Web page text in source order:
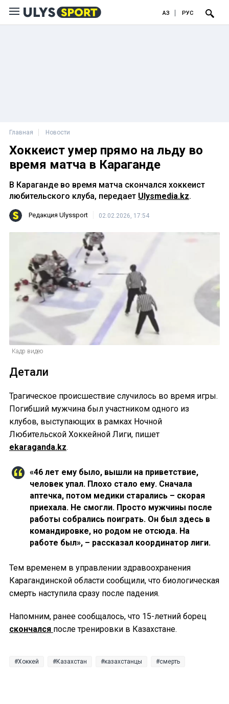
ҚАЗ РУС
Главная Новости
Хоккеист умер прямо на льду во
время матча в Караганде
В Караганде во время матча скончался хоккеист
любительского клуба, передает Ulysmedia.kz.
Редакция Ulyssport 02.02.2026, 17:54
Кадр видео
Детали
Трагическое происшествие случилось во время игры.
Погибший мужчина был участником одного из
клубов, выступающих в рамках Ночной
Любительской Хоккейной Лиги, пишет
ekaraganda.kz.
«46 лет ему было, вышли на приветствие,
человек упал. Плохо стало ему. Сначала
аптечка, потом медики старались – скорая
приехала. Не смогли. Просто мужчины после
работы собрались поиграть. Он был здесь в
командировке, но родом не отсюда. На
работе был», – рассказал координатор лиги.
Тем временем в управлении здравоохранения
Карагандинской области сообщили, что биологическая
смерть наступила сразу после падения.
Напомним, ранее сообщалось, что 15-летний борец
скончался после тренировки в Казахстане.
Хоккей Казахстан казахстанцы смерть